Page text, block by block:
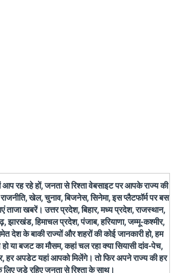
रह रहे हों, जनता से रिश्ता वेबसाइट पर आपके राज्य की
खेल, चुनाव, बिजनेस, सिनेमा, इस प्लैटफॉर्म पर बस
ताजा खबरें। उत्तर प्रदेश, बिहार, मध्य प्रदेश, राजस्थान,
झारखंड, हिमाचल प्रदेश, पंजाब, हरियाणा, जम्मू-कश्मीर,
देश के बाकी राज्यों और शहरों की कोई जानकारी हो, हम
या बजट का मौसम, कहां चल रहा क्या सियासी दांव-पेच,
हर अपडेट यहां आपको मिलेंगे। तो फिर अपने राज्य की हर
जुड़े रहिए जनता से रिश्ता के साथ।